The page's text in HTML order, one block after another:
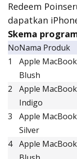
Redeem
dapatkan
Skema
NoNama Produk
1
Apple
Blush
2
Apple
Indigo
3
Apple
Silver
4
Apple